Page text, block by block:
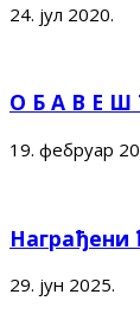
24. јул 2020.
О Б А В Е Ш
19. фебруар
Награђени
29. јун 2025.